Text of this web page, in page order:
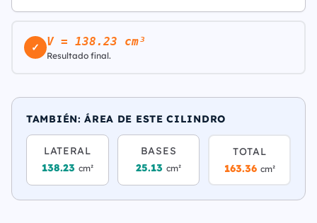
✓ V = 138.23 cm³
Resultado final.
TAMBIÉN: ÁREA DE ESTE CILINDRO
LATERAL
138.23 cm²
BASES
25.13 cm²
TOTAL
163.36 cm²